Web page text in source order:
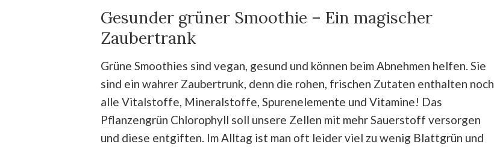
Gesunder grüner Smoothie – Ein magischer
Zaubertrank
Grüne Smoothies sind vegan, gesund und können beim Abnehmen helfen. Sie
sind ein wahrer Zaubertrunk, denn die rohen, frischen Zutaten enthalten noch
alle Vitalstoffe, Mineralstoffe, Spurenelemente und Vitamine! Das
Pflanzengrün Chlorophyll soll unsere Zellen mit mehr Sauerstoff versorgen
und diese entgiften. Im Alltag ist man oft leider viel zu wenig Blattgrün und